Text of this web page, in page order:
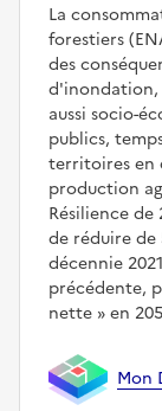
La
forestiers
des
d'inondation,
aussi socio-
publics,
territoires en
production
Résilience
de réduire de
décennie
précédente,
nette
en
Mon